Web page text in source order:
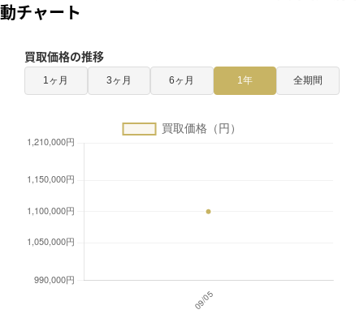
動チャート
買取価格の推移
1ヶ月 3ヶ月 6ヶ月 1年 全期間